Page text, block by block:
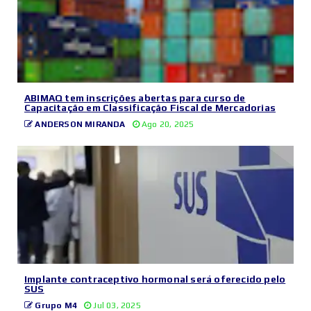
ABIMAQ tem inscrições abertas para curso de
Capacitação em Classificação Fiscal de Mercadorias
ANDERSON MIRANDA Ago 20, 2025
Implante contraceptivo hormonal será oferecido pelo
SUS
Grupo M4 Jul 03, 2025